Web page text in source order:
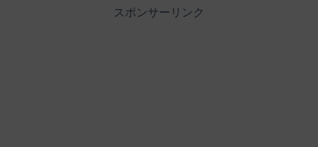
スポンサーリンク